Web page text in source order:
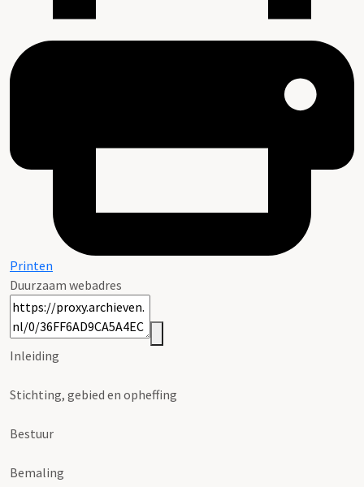
Printen
Duurzaam webadres
Inleiding
Stichting, gebied en opheffing
Bestuur
Bemaling